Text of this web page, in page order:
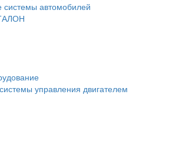
системы автомобилей
управления двигателем